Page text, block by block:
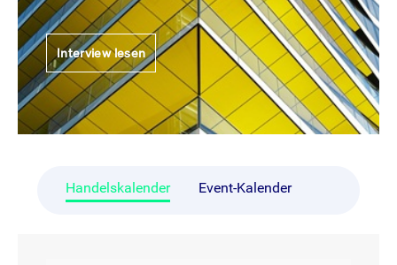
Interview lesen
Handelskalender Event-Kalender